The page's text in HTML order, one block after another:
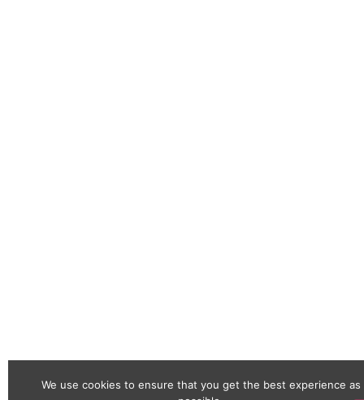
We use cookies to ensure that you get the best experience as